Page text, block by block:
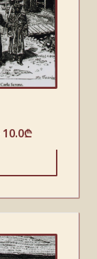
10.0₾